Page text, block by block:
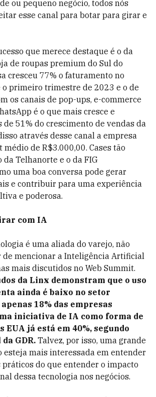
ou pequeno negócio, todos nós
esse canal para botar para girar e
que merece destaque é o da
de roupas premium do Sul do
cresceu 77% o faturamento no
o primeiro trimestre de 2023 e o de
os canais de pop-ups, e-commerce
é o que mais cresce e
51% do crescimento de vendas da
através desse canal a empresa
de R$3.000,00. Cases tão
Telhanorte e o da FIG
uma boa conversa pode gerar
e contribuir para uma experiência
e poderosa.
com IA
é uma aliada do varejo, não
de mencionar a Inteligência Artificial
mais discutidos no Web Summit.
da Linx demonstram que o uso
ainda é baixo no setor
18% das empresas
iniciativa de IA como forma de
EUA já está em 40%, segundo
GDR. Talvez, por isso, uma grande
esteja mais interessada em entender
práticos do que entender o impacto
dessa tecnologia nos negócios.